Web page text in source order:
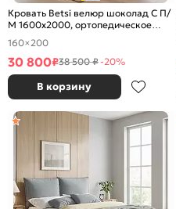
Кровать Betsi велюр шоколад С П/
М 1600x2000, ортопедическое
основание, изголовье мягкое
160×200
30 800₽38 500 ₽-20%
В корзину